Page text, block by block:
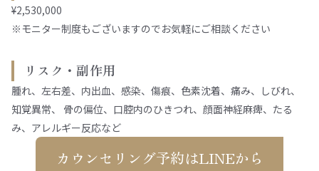
¥2,530,000
※モニター制度もございますのでお気軽にご相談ください
リスク・副作用
腫れ、左右差、内出血、感染、傷痕、色素沈着、痛み、しびれ、
知覚異常、 骨の偏位、口腔内のひきつれ、顔面神経麻痺、たる
み、アレルギー反応など
カウンセリング予約はLINEから